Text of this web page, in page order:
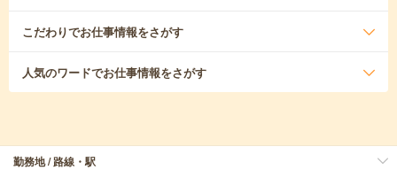
こだわりでお仕事情報をさがす
人気のワードでお仕事情報をさがす
勤務地 / 路線・駅